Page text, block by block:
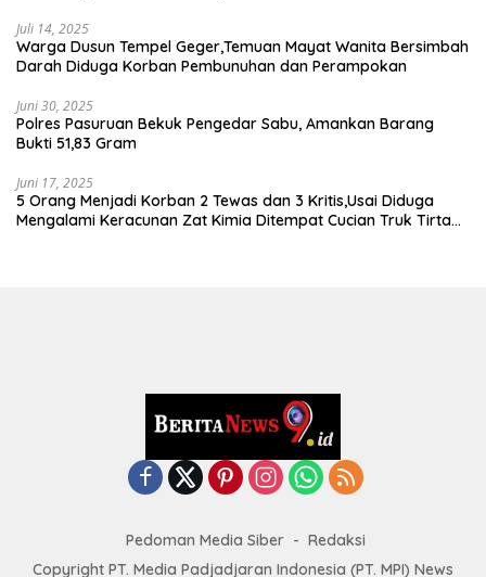
Juli 14, 2025
Warga Dusun Tempel Geger,Temuan Mayat Wanita Bersimbah
Darah Diduga Korban Pembunuhan dan Perampokan
Juni 30, 2025
Polres Pasuruan Bekuk Pengedar Sabu, Amankan Barang
Bukti 51,83 Gram
Juni 17, 2025
5 Orang Menjadi Korban 2 Tewas dan 3 Kritis,Usai Diduga
Mengalami Keracunan Zat Kimia Ditempat Cucian Truk Tirta
Pedoman Media Siber
Redaksi
Copyright PT. Media Padjadjaran Indonesia (PT. MPI) News